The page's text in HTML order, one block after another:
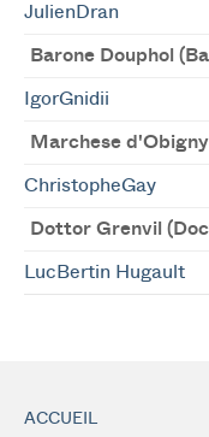
JulienDran
Barone Douphol
IgorGnidii
Marchese
ChristopheGay
Dottor Grenvil
LucBertin Hugault
ACCUEIL